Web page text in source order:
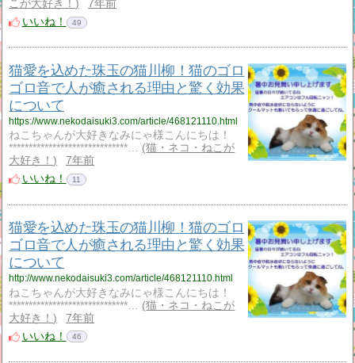
こが大好き！
7年前
いいね！
49
猫愛を込めた珠玉の猫川柳！猫のゴロ
ゴロ音で人が癒される理由と驚く効果
について
https://www.nekodaisuki3.com/article/468121110.html
ねこちゃんが大好きなみにゃ様こんにちは！
******************************…
猫・ネコ・ねこが
大好き！
7年前
いいね！
11
猫愛を込めた珠玉の猫川柳！猫のゴロ
ゴロ音で人が癒される理由と驚く効果
について
http://www.nekodaisuki3.com/article/468121110.html
ねこちゃんが大好きなみにゃ様こんにちは！
******************************…
猫・ネコ・ねこが
大好き！
7年前
いいね！
46